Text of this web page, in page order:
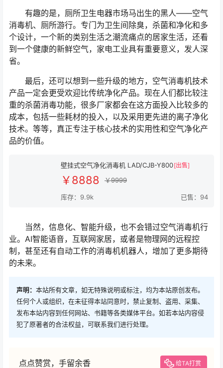
有趣的是，厕所卫生电器市场马出生的黑人——空气
消毒机、厕所游行。专门为卫生间除臭，杀菌和净化和多
个设计，一个新的类别生活之潮流痛点的居家生活，还看
到一个健康的新鲜空气，家电工业具有重要意义，发人深
省。
最后，还可以想到一些升级的地方，空气消毒机技术
产品一定会更受欢迎比传统净化产品。现在人们都比较注
重的杀菌消毒功能，很多厂家都会在这方面投入比较多的
成本，包括一些耗材的投入，以及采用更先进的离子净化
技术。等等，真正专注于核心技术的实用性和空气净化产
品的价值。
壁挂式空气净化消毒机 LAD/CJB-Y800[出售]
￥8888 ￥9999
库存：9.9k 已售：94
当然，信息化、智能升级，也不会错过空气消毒机行
业。AI智能语音，互联网家居，或者是物理网的远程控
制，甚至还有自动工作的消毒机机器人，增加了更多期待
的未来。
声明： 本站所有文章，如无特殊说明或标注，均为本站原创发布。
任何个人或组织，在未征得本站同意时，禁止复制、盗用、采集、
发布本站内容到任何网站、书籍等各类媒体平台。如若本站内容侵
犯了原著者的合法权益，可联系我们进行处理。
点点赞赏，手留余香 给TA打赏